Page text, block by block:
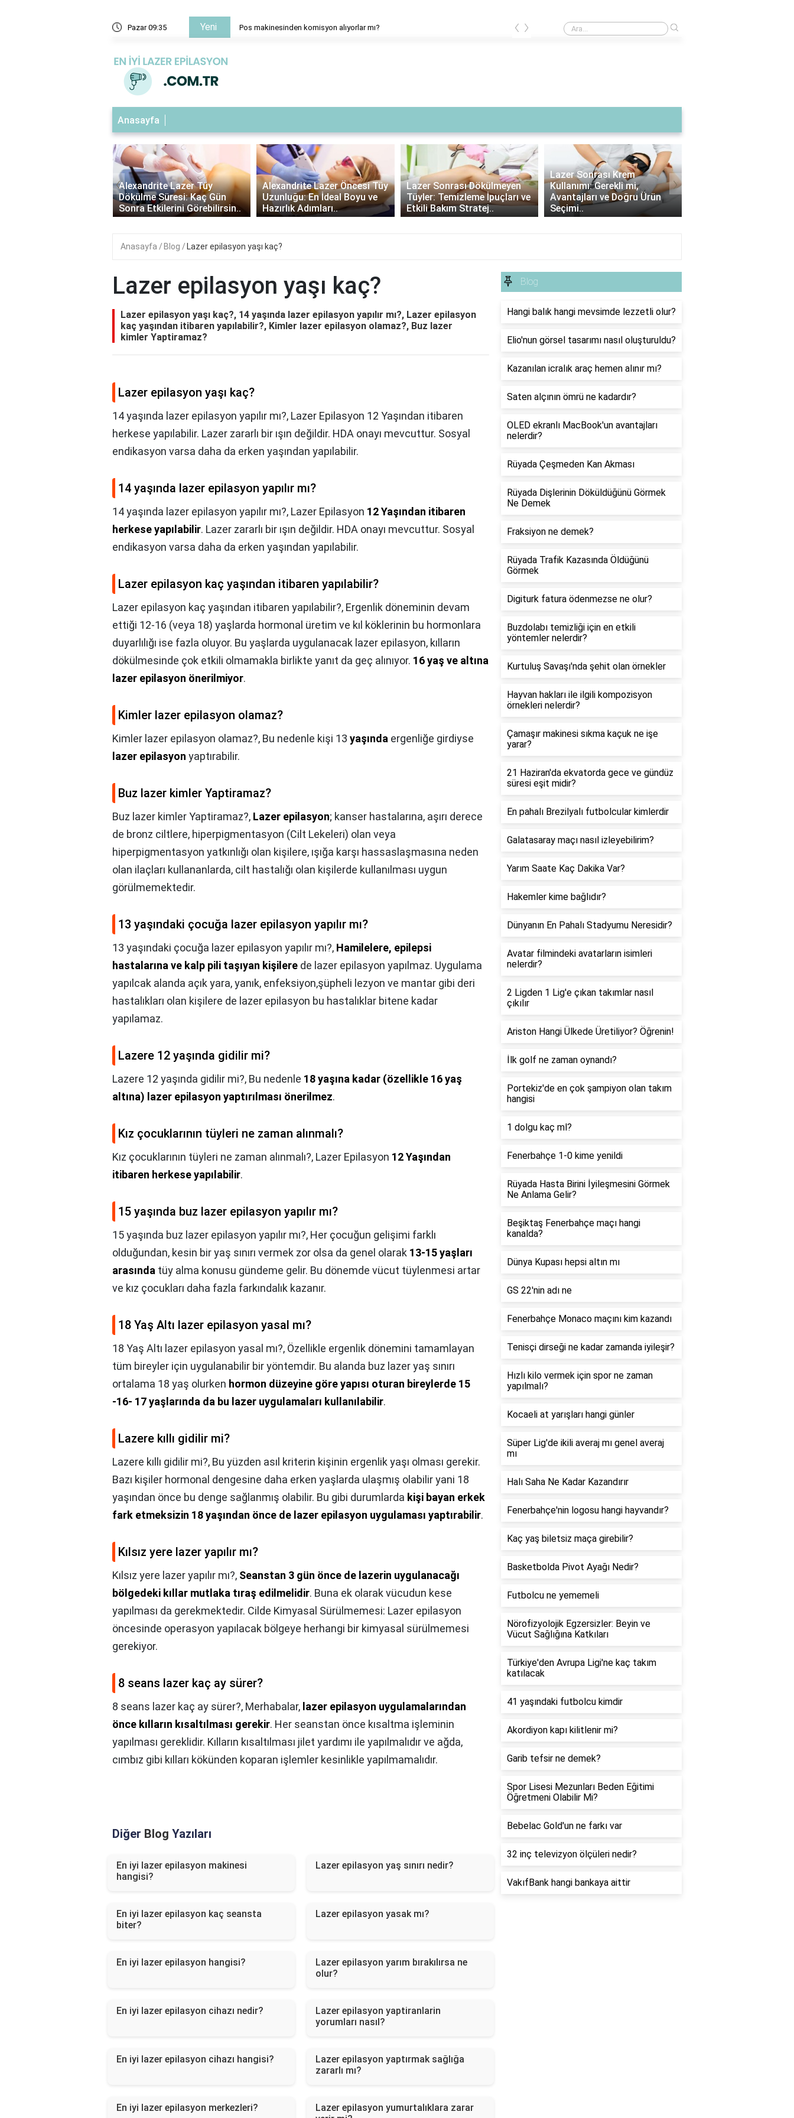
Pazar 09:35 Yeni Pos makinesinden komisyon alıyorlar mı? Pos makinesinden komisyon alıyorlar mı?
‹ ›
Anasayfa
Alexandrite Lazer Tüy
Dökülme Süresi: Kaç Gün
Sonra Etkilerini Görebilirsin..
Alexandrite Lazer Öncesi Tüy
Uzunluğu: En İdeal Boyu ve
Hazırlık Adımları..
Lazer Sonrası Dökülmeyen
Tüyler: Temizleme İpuçları ve
Etkili Bakım Stratej..
Lazer Sonrası Krem
Kullanımı: Gerekli mi,
Avantajları ve Doğru Ürün
Seçimi..
‹ ›
Anasayfa Blog Lazer epilasyon yaşı kaç?
Lazer epilasyon yaşı kaç?
Lazer epilasyon yaşı kaç?, 14 yaşında lazer epilasyon yapılır mı?, Lazer epilasyon
kaç yaşından itibaren yapılabilir?, Kimler lazer epilasyon olamaz?, Buz lazer
kimler Yaptiramaz?
Lazer epilasyon yaşı kaç?
14 yaşında lazer epilasyon yapılır mı?, Lazer Epilasyon 12 Yaşından itibaren
herkese yapılabilir. Lazer zararlı bir ışın değildir. HDA onayı mevcuttur. Sosyal
endikasyon varsa daha da erken yaşından yapılabilir.
14 yaşında lazer epilasyon yapılır mı?
14 yaşında lazer epilasyon yapılır mı?, Lazer Epilasyon 12 Yaşından itibaren
herkese yapılabilir. Lazer zararlı bir ışın değildir. HDA onayı mevcuttur. Sosyal
endikasyon varsa daha da erken yaşından yapılabilir.
Lazer epilasyon kaç yaşından itibaren yapılabilir?
Lazer epilasyon kaç yaşından itibaren yapılabilir?, Ergenlik döneminin devam
ettiği 12-16 (veya 18) yaşlarda hormonal üretim ve kıl köklerinin bu hormonlara
duyarlılığı ise fazla oluyor. Bu yaşlarda uygulanacak lazer epilasyon, kılların
dökülmesinde çok etkili olmamakla birlikte yanıt da geç alınıyor. 16 yaş ve altına
lazer epilasyon önerilmiyor.
Kimler lazer epilasyon olamaz?
Kimler lazer epilasyon olamaz?, Bu nedenle kişi 13 yaşında ergenliğe girdiyse
lazer epilasyon yaptırabilir.
Buz lazer kimler Yaptiramaz?
Buz lazer kimler Yaptiramaz?, Lazer epilasyon; kanser hastalarına, aşırı derece
de bronz ciltlere, hiperpigmentasyon (Cilt Lekeleri) olan veya
hiperpigmentasyon yatkınlığı olan kişilere, ışığa karşı hassaslaşmasına neden
olan ilaçları kullananlarda, cilt hastalığı olan kişilerde kullanılması uygun
görülmemektedir.
13 yaşındaki çocuğa lazer epilasyon yapılır mı?
13 yaşındaki çocuğa lazer epilasyon yapılır mı?, Hamilelere, epilepsi
hastalarına ve kalp pili taşıyan kişilere de lazer epilasyon yapılmaz. Uygulama
yapılcak alanda açık yara, yanık, enfeksiyon,şüpheli lezyon ve mantar gibi deri
hastalıkları olan kişilere de lazer epilasyon bu hastalıklar bitene kadar
yapılamaz.
Lazere 12 yaşında gidilir mi?
Lazere 12 yaşında gidilir mi?, Bu nedenle 18 yaşına kadar (özellikle 16 yaş
altına) lazer epilasyon yaptırılması önerilmez.
Kız çocuklarının tüyleri ne zaman alınmalı?
Kız çocuklarının tüyleri ne zaman alınmalı?, Lazer Epilasyon 12 Yaşından
itibaren herkese yapılabilir.
15 yaşında buz lazer epilasyon yapılır mı?
15 yaşında buz lazer epilasyon yapılır mı?, Her çocuğun gelişimi farklı
olduğundan, kesin bir yaş sınırı vermek zor olsa da genel olarak 13-15 yaşları
arasında tüy alma konusu gündeme gelir. Bu dönemde vücut tüylenmesi artar
ve kız çocukları daha fazla farkındalık kazanır.
18 Yaş Altı lazer epilasyon yasal mı?
18 Yaş Altı lazer epilasyon yasal mı?, Özellikle ergenlik dönemini tamamlayan
tüm bireyler için uygulanabilir bir yöntemdir. Bu alanda buz lazer yaş sınırı
ortalama 18 yaş olurken hormon düzeyine göre yapısı oturan bireylerde 15
-16- 17 yaşlarında da bu lazer uygulamaları kullanılabilir.
Lazere kıllı gidilir mi?
Lazere kıllı gidilir mi?, Bu yüzden asıl kriterin kişinin ergenlik yaşı olması gerekir.
Bazı kişiler hormonal dengesine daha erken yaşlarda ulaşmış olabilir yani 18
yaşından önce bu denge sağlanmış olabilir. Bu gibi durumlarda kişi bayan erkek
fark etmeksizin 18 yaşından önce de lazer epilasyon uygulaması yaptırabilir.
Kılsız yere lazer yapılır mı?
Kılsız yere lazer yapılır mı?, Seanstan 3 gün önce de lazerin uygulanacağı
bölgedeki kıllar mutlaka tıraş edilmelidir. Buna ek olarak vücudun kese
yapılması da gerekmektedir. Cilde Kimyasal Sürülmemesi: Lazer epilasyon
öncesinde operasyon yapılacak bölgeye herhangi bir kimyasal sürülmemesi
gerekiyor.
8 seans lazer kaç ay sürer?
8 seans lazer kaç ay sürer?, Merhabalar, lazer epilasyon uygulamalarından
önce kılların kısaltılması gerekir. Her seanstan önce kısaltma işleminin
yapılması gereklidir. Kılların kısaltılması jilet yardımı ile yapılmalıdır ve ağda,
cımbız gibi kılları kökünden koparan işlemler kesinlikle yapılmamalıdır.
Diğer Blog Yazıları
En iyi lazer epilasyon makinesi
hangisi?
Lazer epilasyon yaş sınırı nedir?
En iyi lazer epilasyon kaç seansta
biter?
Lazer epilasyon yasak mı?
En iyi lazer epilasyon hangisi?
Lazer epilasyon yarım bırakılırsa ne
olur?
En iyi lazer epilasyon cihazı nedir?
Lazer epilasyon yaptiranlarin
yorumları nasıl?
En iyi lazer epilasyon cihazı hangisi?
Lazer epilasyon yaptırmak sağlığa
zararlı mı?
En iyi lazer epilasyon merkezleri?
Lazer epilasyon yumurtalıklara zarar
Blog
Hangi balık hangi mevsimde lezzetli olur?
Elio'nun görsel tasarımı nasıl oluşturuldu?
Kazanılan icralık araç hemen alınır mı?
Saten alçının ömrü ne kadardır?
OLED ekranlı MacBook'un avantajları
nelerdir?
Rüyada Çeşmeden Kan Akması
Rüyada Dişlerinin Döküldüğünü Görmek
Ne Demek
Fraksiyon ne demek?
Rüyada Trafik Kazasında Öldüğünü
Görmek
Digiturk fatura ödenmezse ne olur?
Buzdolabı temizliği için en etkili
yöntemler nelerdir?
Kurtuluş Savaşı'nda şehit olan örnekler
Hayvan hakları ile ilgili kompozisyon
örnekleri nelerdir?
Çamaşır makinesi sıkma kaçuk ne işe
yarar?
21 Haziran'da ekvatorda gece ve gündüz
süresi eşit midir?
En pahalı Brezilyalı futbolcular kimlerdir
Galatasaray maçı nasıl izleyebilirim?
Yarım Saate Kaç Dakika Var?
Hakemler kime bağlıdır?
Dünyanın En Pahalı Stadyumu Neresidir?
Avatar filmindeki avatarların isimleri
nelerdir?
2 Ligden 1 Lig'e çıkan takımlar nasıl
çıkılır
Ariston Hangi Ülkede Üretiliyor? Öğrenin!
İlk golf ne zaman oynandı?
Portekiz'de en çok şampiyon olan takım
hangisi
1 dolgu kaç ml?
Fenerbahçe 1-0 kime yenildi
Rüyada Hasta Birini İyileşmesini Görmek
Ne Anlama Gelir?
Beşiktaş Fenerbahçe maçı hangi
kanalda?
Dünya Kupası hepsi altın mı
GS 22'nin adı ne
Fenerbahçe Monaco maçını kim kazandı
Tenisçi dirseği ne kadar zamanda iyileşir?
Hızlı kilo vermek için spor ne zaman
yapılmalı?
Kocaeli at yarışları hangi günler
Süper Lig'de ikili averaj mı genel averaj
mı
Halı Saha Ne Kadar Kazandırır
Fenerbahçe'nin logosu hangi hayvandır?
Kaç yaş biletsiz maça girebilir?
Basketbolda Pivot Ayağı Nedir?
Futbolcu ne yememeli
Nörofizyolojik Egzersizler: Beyin ve
Vücut Sağlığına Katkıları
Türkiye'den Avrupa Ligi'ne kaç takım
katılacak
41 yaşındaki futbolcu kimdir
Akordiyon kapı kilitlenir mi?
Garib tefsir ne demek?
Spor Lisesi Mezunları Beden Eğitimi
Öğretmeni Olabilir Mi?
Bebelac Gold'un ne farkı var
32 inç televizyon ölçüleri nedir?
VakıfBank hangi bankaya aittir